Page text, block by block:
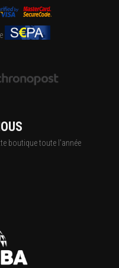
boutique toute l'année